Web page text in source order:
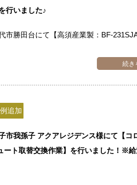
行いました♪
市勝田台にて【高須産業製：BF-
続き
追加
市我孫子 アクアレジデンス様にて【コ
ート取替交換作業】を行いました！※